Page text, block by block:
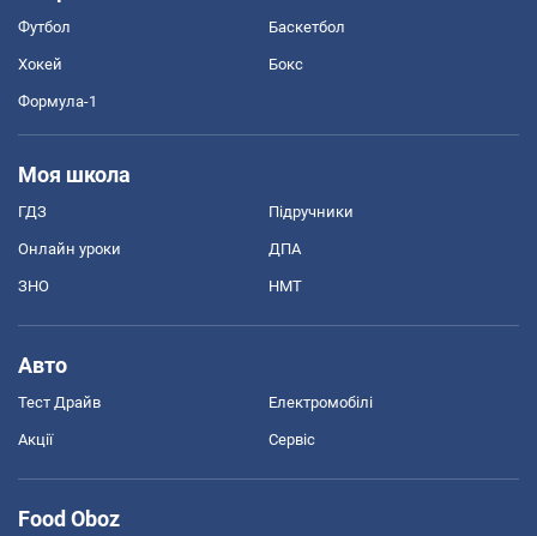
Футбол Баскетбол
Хокей Бокс
Формула-1
Моя школа
ГДЗ Підручники
Онлайн уроки ДПА
ЗНО НМТ
Авто
Тест Драйв Електромобілі
Акції Сервіс
Food Oboz